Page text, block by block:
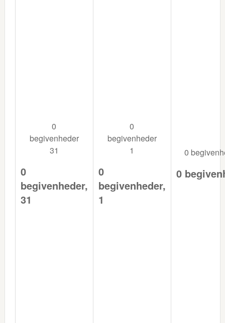
0
begivenheder
31
0
begivenheder,
31
0
begivenheder
1
0
begivenheder,
1
0
0